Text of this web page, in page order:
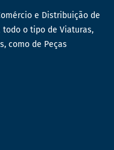
e Distribuição de
todo o tipo de Viaturas,
como de Peças